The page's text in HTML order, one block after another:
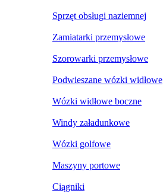
Sprzęt obsługi naziemnej
Zamiatarki przemysłowe
Szorowarki przemysłowe
Podwieszane wózki widłowe
Wózki widłowe boczne
Windy załadunkowe
Wózki golfowe
Maszyny portowe
Ciągniki